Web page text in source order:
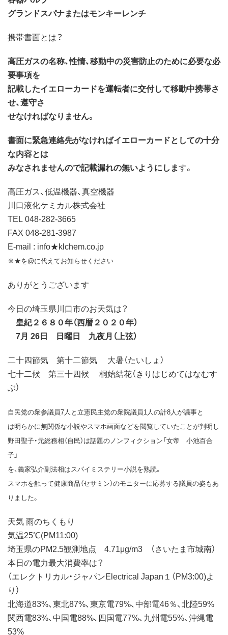
グランドスパナまたはモンキーレンチ
携帯書面とは？
高圧ガスの名称、性情、移動中の災害防止のために必要な必
要事項を
記載したイエローカードを運転者に交付して移動中携帯さ
せ、遵守さ
せなければなりません。
書面に緊急連絡先がなければイエローカードとしての十分
な内容とは
みなされませんので記載漏れの無いようにします。
高圧ガス、低温機器、真空機器
川口液化ケミカル株式会社
TEL 048-282-3665
FAX 048-281-3987
E-mail : info★klchem.co.jp
※★を@に代えてお知らせください
ありがとうございます
今日の埼玉県川口市のお天気は？
皇紀２６８０年（西暦２０２０年）
7月 26日 日曜日 九夜月（上弦）
二十四節気 第十二節気 大暑（たいしょ）
七十二候 第三十四候 桐始結花（きりはじめてはなむす
ぶ）
自民党の衆参議員7人と立憲民主党の衆院議員1人の計8人が議事と
は明らかに無関係な小説やスマホ画面などを閲覧していたことが判明し
野田聖子・元総務相（自民）は話題のノンフィクション「女帝 小池百合
子」
を、義家弘介副法相はスパイミステリー小説を熟読。
スマホを触って健康商品（セサミン）のモニターに応募する議員の姿もあ
りました。
天気 雨のちくもり
気温25℃(PM11:00)
埼玉県のPM2.5観測地点 4.71μg/m3 （さいたま市城南）
本日の電力最大消費率は？
（エレクトリカル・ジャパンElectrical Japan１（PM3:00)よ
り）
北海道83%、東北87%、東京電79%、中部電46％、北陸59%
関西電83%、中国電88%、四国電77%、九州電55%、沖縄電
53%